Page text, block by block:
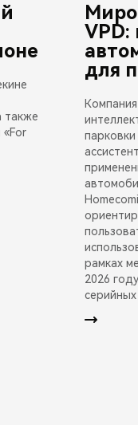
также
«For
VPD:
для
рамках
2026